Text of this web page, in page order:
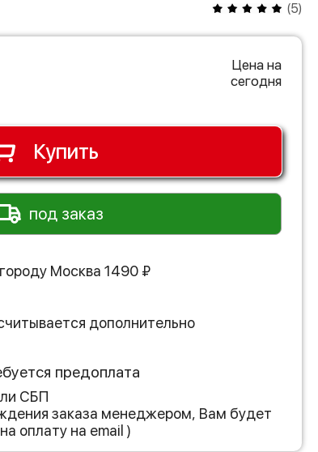
(5)
Цена на
сегодня
Купить
под заказ
Москва 1490 ₽
дополнительно
предоплата
СБП
заказа менеджером, Вам будет
оплату на email )